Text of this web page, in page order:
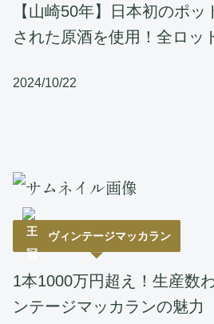
【山崎50年】日本初のポ
された原酒を使用！全ロッ
2024/10/22
ヴィンテージマッカラン
1本1000万円超え！生産数
ンテージマッカランの魅力